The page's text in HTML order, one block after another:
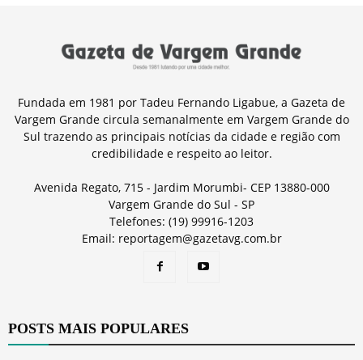
Fundada em 1981 por Tadeu Fernando Ligabue, a Gazeta de
Vargem Grande circula semanalmente em Vargem Grande do
Sul trazendo as principais notícias da cidade e região com
credibilidade e respeito ao leitor.
Avenida Regato, 715 - Jardim Morumbi- CEP 13880-000
Vargem Grande do Sul - SP
Telefones: (19) 99916-1203
Email: reportagem@gazetavg.com.br
POSTS MAIS POPULARES